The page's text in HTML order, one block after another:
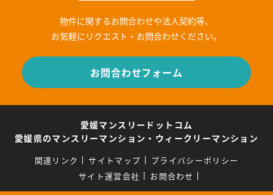
物件に関するお問合わせや法人契約等、
お気軽にリクエスト・お問合わせください。
お問合わせフォーム
愛媛マンスリードットコム
愛媛県のマンスリーマンション・ウィークリーマンション
関連リンク サイトマップ
プライバシーポリシー
サイト運営会社
お問合わせ